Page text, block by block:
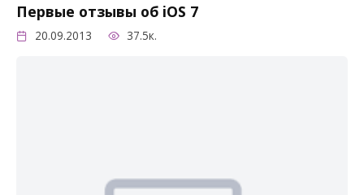
Первые отзывы об iOS 7
20.09.2013 37.5к.